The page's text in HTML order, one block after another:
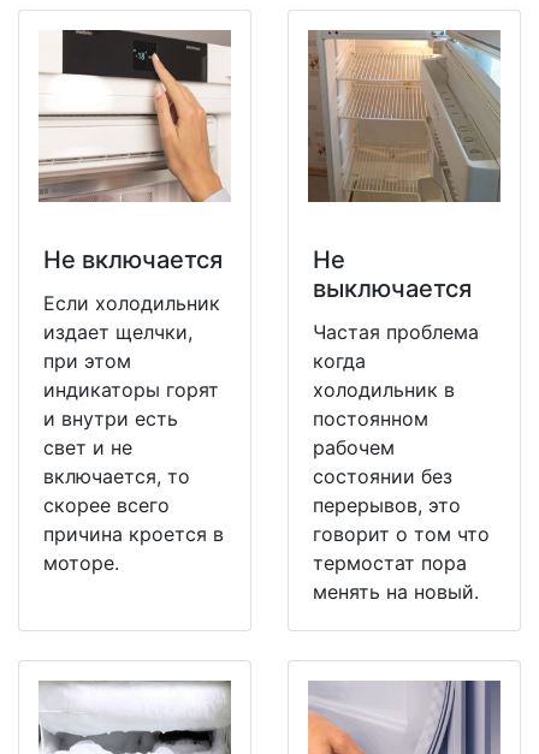
Не включается
Если холодильник
издает щелчки,
при этом
индикаторы горят
и внутри есть
свет и не
включается, то
скорее всего
причина кроется в
моторе.
Не
выключается
Частая проблема
когда
холодильник в
постоянном
рабочем
состоянии без
перерывов, это
говорит о том что
термостат пора
менять на новый.